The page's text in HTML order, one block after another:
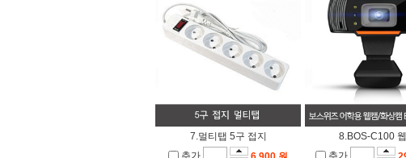
7.멀티탭 5구 접지
추가
8.BOS-C100
추가